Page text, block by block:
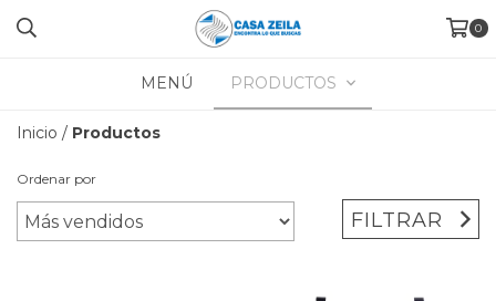
0
MENÚ PRODUCTOS
Inicio / Productos
Ordenar por
FILTRAR